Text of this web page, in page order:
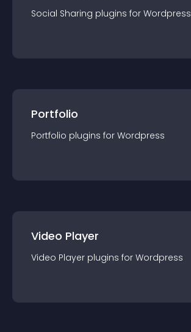
Social Sharing plugins for Wordpress
Portfolio
Portfolio plugins for Wordpress
Video Player
Video Player plugins for Wordpress